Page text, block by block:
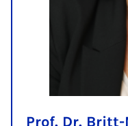
Prof. Dr.